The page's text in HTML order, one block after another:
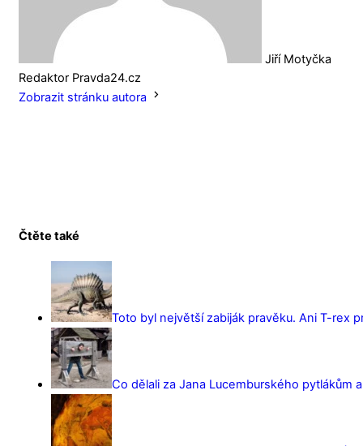
Jiří Motyčka
Redaktor Pravda24.cz
Zobrazit stránku autora
Čtěte také
Toto byl největší zabiják pravěku. Ani T-rex
Co dělali za Jana Lucemburského pytlákům